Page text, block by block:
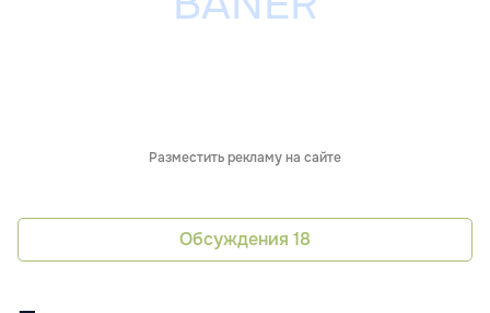
Разместить рекламу на сайте
Обсуждения 18